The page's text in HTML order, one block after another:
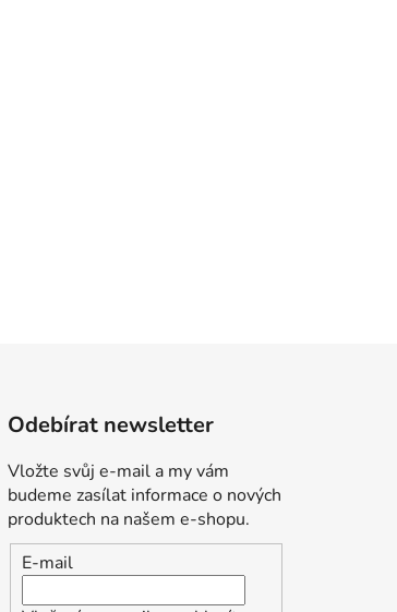
Odebírat newsletter
Vložte svůj e-mail a my vám
budeme zasílat informace o nových
produktech na našem e-shopu.
E-mail